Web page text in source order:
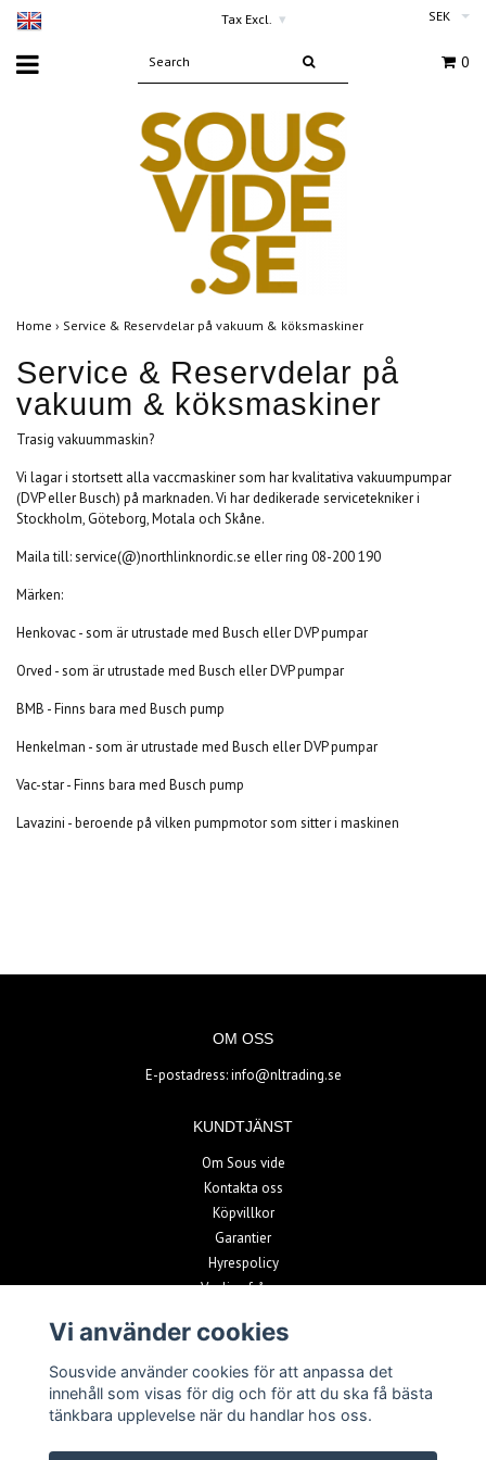
Tax Excl. ▾ SEK
0
Home › Service & Reservdelar på vakuum & köksmaskiner
Service & Reservdelar på
vakuum & köksmaskiner
Trasig vakuummaskin?
Vi lagar i stortsett alla vaccmaskiner som har kvalitativa vakuumpumpar
(DVP eller Busch) på marknaden. Vi har dedikerade servicetekniker i
Stockholm, Göteborg, Motala och Skåne.
Maila till: service(@)northlinknordic.se eller ring 08-200 190
Märken:
Henkovac - som är utrustade med Busch eller DVP pumpar
Orved - som är utrustade med Busch eller DVP pumpar
BMB - Finns bara med Busch pump
Henkelman - som är utrustade med Busch eller DVP pumpar
Vac-star - Finns bara med Busch pump
Lavazini - beroende på vilken pumpmotor som sitter i maskinen
OM OSS
E-postadress:info@nltrading.se
KUNDTJÄNST
Om Sous vide
Kontakta oss
Köpvillkor
Garantier
Hyrespolicy
Vanliga frågor
Vi använder cookies
Sousvide använder cookies för att anpassa det
innehåll som visas för dig och för att du ska få bästa
tänkbara upplevelse när du handlar hos oss.